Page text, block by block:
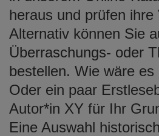
heraus und prüfen ihre
Alternativ können Sie
Überraschungs- oder
bestellen. Wie wäre
Oder ein paar
Autor*in XY für Ihr
Eine Auswahl